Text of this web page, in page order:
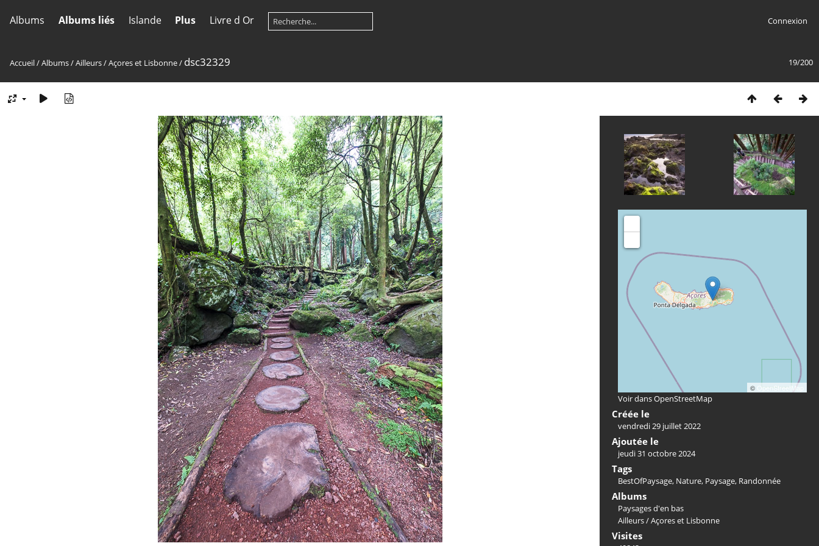
Albums Albums liés Islande Plus Livre d Or Connexion
19/200
Accueil/Albums/Ailleurs/Açores et Lisbonne/ dsc32329
© OpenStreetMap
Voir dans OpenStreetMap
Créée le
vendredi 29 juillet 2022
Ajoutée le
jeudi 31 octobre 2024
Tags
BestOfPaysage, Nature, Paysage, Randonnée
Albums
Paysages d'en bas
Ailleurs/Açores et Lisbonne
Visites